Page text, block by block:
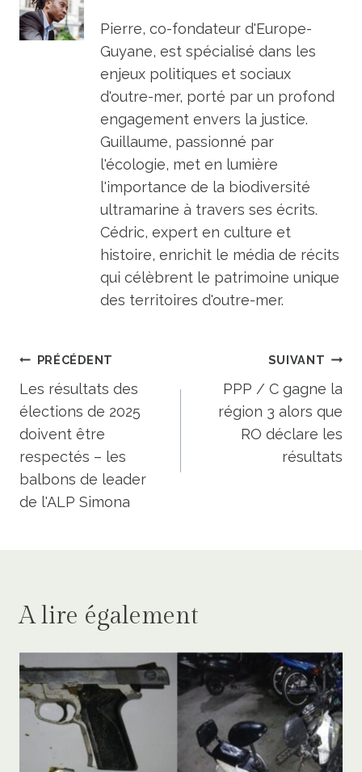
Pierre, co-fondateur d'Europe-
Guyane, est spécialisé dans les
enjeux politiques et sociaux
d'outre-mer, porté par un profond
engagement envers la justice.
Guillaume, passionné par
l'écologie, met en lumière
l'importance de la biodiversité
ultramarine à travers ses écrits.
Cédric, expert en culture et
histoire, enrichit le média de récits
qui célèbrent le patrimoine unique
des territoires d'outre-mer.
Navigation
de
l’article
PRÉCÉDENT
Les résultats des
élections de 2025
doivent être
respectés – les
balbons de leader
de l'ALP Simona
SUIVANT
PPP / C gagne la
région 3 alors que
RO déclare les
résultats
A lire également